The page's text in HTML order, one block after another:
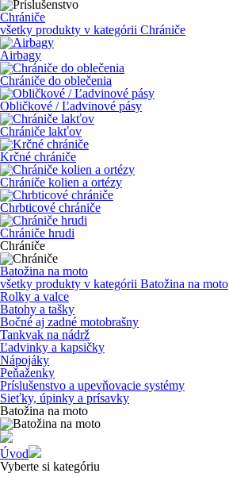
Chrániče
všetky produkty v kategórii Chrániče
Airbagy
Chrániče do oblečenia
Obličkové / Ľadvinové pásy
Chrániče lakťov
Krčné chrániče
Chrániče kolien a ortézy
Chrbticové chrániče
Chrániče hrudi
Chrániče
Batožina na moto
všetky produkty v kategórii Batožina na moto
Rolky a valce
Batohy a tašky
Bočné aj zadné motobrašny
Tankvak na nádrž
Ľadvinky a kapsičky
Nápojáky
Peňaženky
Príslušenstvo a upevňovacie systémy
Sieťky, úpinky a prísavky
Batožina na moto
Úvod
Vyberte si kategóriu